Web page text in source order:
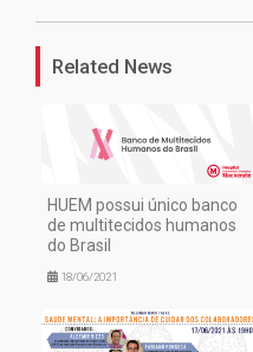
Related News
HUEM possui único banco
de multitecidos humanos
do Brasil
18/06/2021